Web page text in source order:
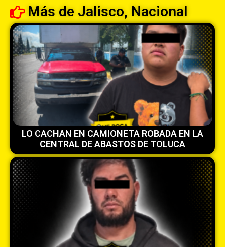
Más de Jalisco, Nacional
LO CACHAN EN CAMIONETA ROBADA EN LA
CENTRAL DE ABASTOS DE TOLUCA